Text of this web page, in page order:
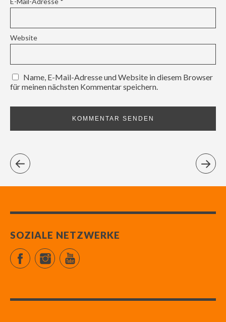
Website
Name, E-Mail-Adresse und Website in diesem Browser
für meinen nächsten Kommentar speichern.
SOZIALE NETZWERKE
FacebookInstagramYouTube